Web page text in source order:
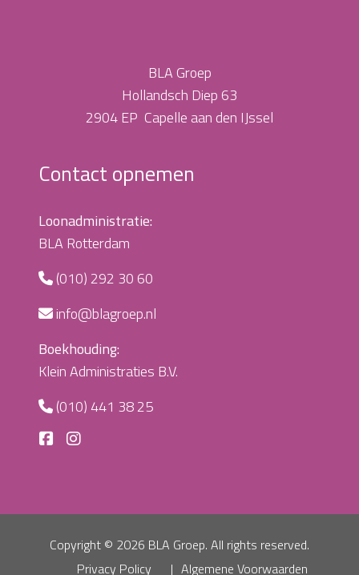
BLA Groep
Hollandsch Diep 63
2904 EP Capelle aan den IJssel
Contact opnemen
Loonadministratie:
BLA Rotterdam
(010) 292 30 60
info@blagroep.nl
Boekhouding:
Klein Administraties B.V.
(010) 441 38 25
Copyright © 2026 BLA Groep. All rights reserved.
Privacy Policy
Algemene Voorwaarden